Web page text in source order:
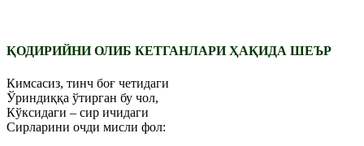
ҚОДИРИЙНИ ОЛИБ КЕТГАНЛАРИ ҲАҚИДА ШЕЪР
Кимсасиз, тинч боғ четидаги
Ўриндиққа ўтирган бу чол,
Кўксидаги – сир ичидаги
Сирларини очди мисли фол: